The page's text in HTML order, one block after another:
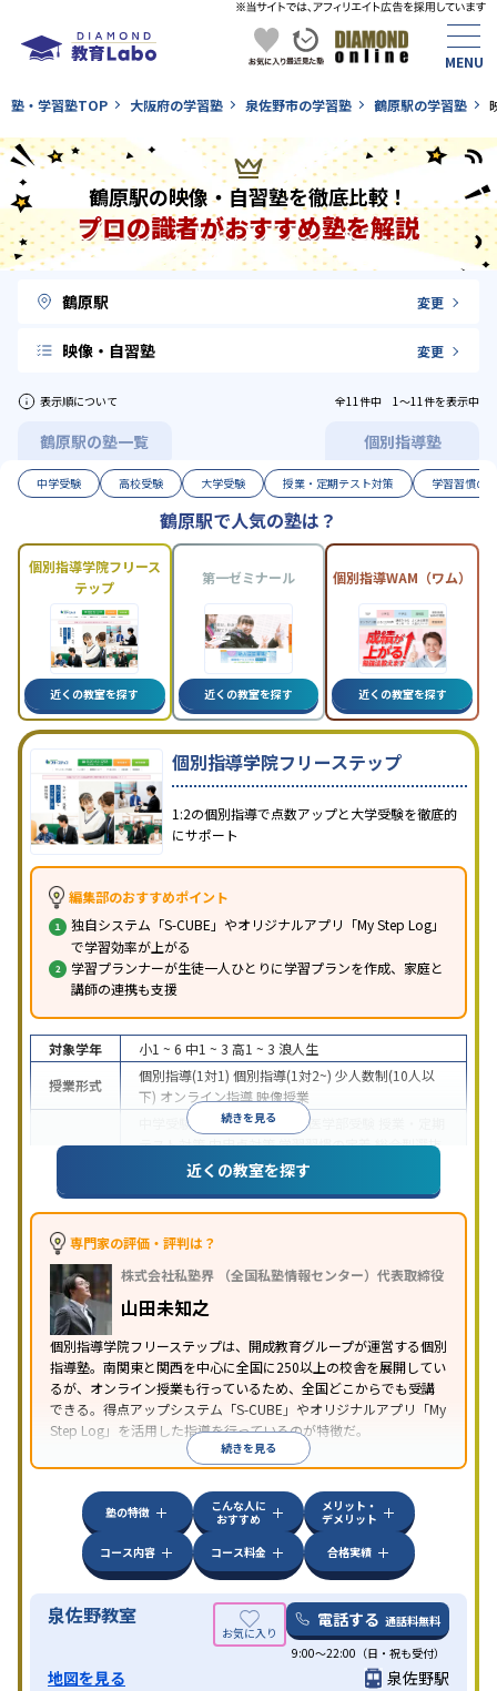
塾・学習塾TOP 大阪府の学習塾 泉佐野市の学習塾 鶴原駅の学習塾
鶴原駅の映像・自習塾を徹底比較！
プロの識者がおすすめ塾を解説
鶴原駅 変更
映像・自習塾 変更
表示順について 全11件中 1〜11件を表示中
鶴原駅の塾一覧 個別指導塾
中学受験 高校受験 大学受験 授業・定期テスト対策 学習習慣の
鶴原駅で人気の塾は？
個別指導学院フリース
テップ
近くの教室を探す
第一ゼミナール
近くの教室を探す
個別指導WAM（ワム）
近くの教室を探す
個別指導学院フリーステップ
1:2の個別指導で点数アップと大学受験を徹底的
にサポート
編集部のおすすめポイント
独自システム「S-CUBE」やオリジナルアプリ「My Step Log」
で学習効率が上がる
学習プランナーが生徒一人ひとりに学習プランを作成、家庭と
講師の連携も支援
続きを見る
対象学年 小1 ~ 6 中1 ~ 3 高1 ~ 3 浪人生
授業形式
個別指導(1対1) 個別指導(1対2~) 少人数制(10人以
下) オンライン指導映像授業
中学受験 高校受験大学受験 医学部受験
テスト対策内申点対策学習習慣の定着総合型選抜
(旧AO)対策推薦入試対策学校別特化対策
漢検(漢字検定)対策数学特化対策英語・英会話特化
特徴
中高一貫校生に対応
保証制度あり
授業の振替可能学習にPC・タブレッ
トを利用 オンライン対応
講習のみの受講可
近くの教室を探す
専門家の評価・評判は？
株式会社私塾界 （全国私塾情報センター）代表取締役
山田未知之
個別指導学院フリーステップは、開成教育グループが運営する個別
指導塾。南関東と関西を中心に全国に250以上の校舎を展開してい
るが、オンライン授業も行っているため、全国どこからでも受講
できる。得点アップシステム「S-CUBE」やオリジナルアプリ「My
Step Log」を活用した指導を行っているのが特徴だ。
続きを見る
塾の特徴
こんな人に
おすすめ
メリット・
デメリット
コース内容
コース料金 合格実績
泉佐野教室 電話する 通話料無料
9:00～22:00（日・祝も受付）
地図を見る 泉佐野駅